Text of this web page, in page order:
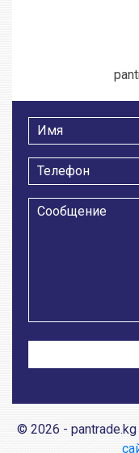
© 2026 -